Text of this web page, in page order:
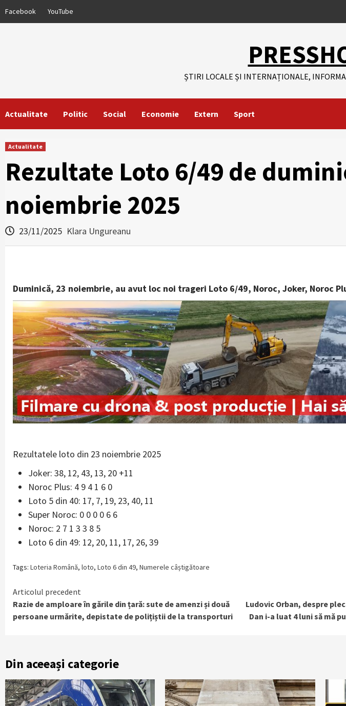
Facebook YouTube
ȘTIRI LOCALE ȘI INTERNAȚIONALE,
Actualitate Politic Social Economie Extern Sport
Actualitate
Rezultate Loto 6/49 de
noiembrie 2025
23/11/2025 Klara Ungureanu
Duminică, 23 noiembrie, au avut loc noi trageri Loto 6/49, Noroc, Joker, Noroc
Rezultatele loto din 23 noiembrie 2025
Joker: 38, 12, 43, 13, 20 +11
Noroc Plus: 4 9 4 1 6 0
Loto 5 din 40: 17, 7, 19, 23, 40, 11
Super Noroc: 0 0 0 0 6 6
Noroc: 2 7 1 3 3 8 5
Loto 6 din 49: 12, 20, 11, 17, 26, 39
Tags: Loteria Română, loto, Loto 6 din 49, Numerele câștigătoare
Continue
Reading
Articolul precedent
Razie de amploare în gările din țară: sute de amenzi și două
persoane urmărite, depistate de polițiștii de la transporturi
Ludovic Orban, despre
Dan i-a luat 4 luni să mă
Din aceeași categorie